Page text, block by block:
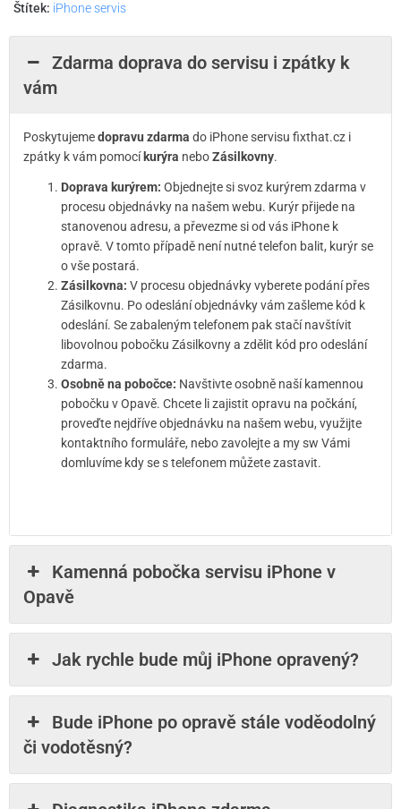
Štítek: iPhone servis
Zdarma doprava do servisu i zpátky k
vám
Poskytujemedopravu zdarma do iPhone servisu fixthat.cz i
zpátky k vám pomocí kurýra neboZásilkovny.
Doprava kurýrem: Objednejte si svoz kurýrem zdarma v
procesu objednávky na našem webu. Kurýr přijede na
stanovenou adresu, a převezme si od vás iPhone k
opravě. V tomto případě není nutné telefon balit, kurýr se
o vše postará.
Zásilkovna: V procesu objednávky vyberete podání přes
Zásilkovnu. Po odeslání objednávky vám zašleme kód k
odeslání. Se zabaleným telefonem pak stačí navštívit
libovolnou pobočku Zásilkovny a zdělit kód pro odeslání
zdarma.
Osobně na pobočce: Navštivte osobně naší kamennou
pobočku v Opavě. Chcete li zajistit opravu na počkání,
proveďte nejdříve objednávku na našem webu, využijte
kontaktního formuláře, nebo zavolejte a my sw Vámi
domluvíme kdy se s telefonem můžete zastavit.
Kamenná pobočka servisu iPhone v
Opavě
Jak rychle bude můj iPhone opravený?
Bude iPhone po opravě stále voděodolný
či vodotěsný?